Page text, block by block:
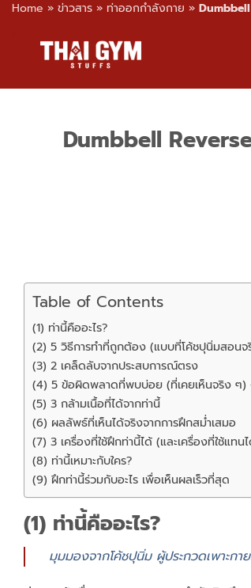
Home » ข่าวสาร » ท่าออกกำลังกาย »
content
Dumbbell
Table of Contents
(1) ท่านี้คืออะไร?
(2) 5 วิธีการทำที่ถูกต้อง (แบบที่โค้ชปุนิ่มสอนจ
(3) 2 เคล็ดลับจากประสบการณ์ตรง
(4) 5 ข้อผิดพลาดที่พบบ่อย (ที่เคยเห็นจริง ๆ)
(5) 3 กล้ามเนื้อที่ได้จากท่านี้
(6) ผลลัพธ์ที่เห็นได้จริงจากการฝึกสม่ำเสมอ
(7) 3 เครื่องที่ใช้ฝึกท่านี้ได้ (และเครื่องที่ใช้แทน
(8) ท่านี้เหมาะกับใคร?
(9) ฝึกท่านี้ร่วมกับอะไร เพื่อเห็นผลเร็วที่สุด
(1) ท่านี้คืออะไร?
มุมมองจากโค้ชปุนิ่ม ผู้ประกวดเพาะกา